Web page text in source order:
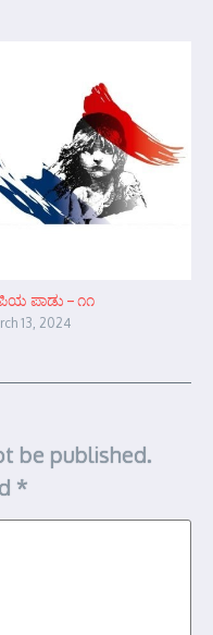
ಪಾಡು – ೧೧
13, 2024
be published.
*